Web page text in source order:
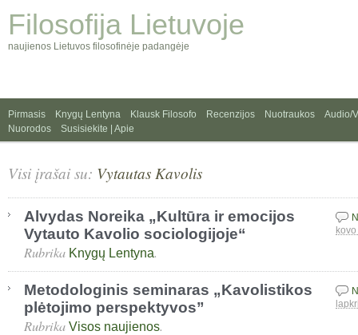
Filosofija Lietuvoje
naujienos Lietuvos filosofinėje padangėje
Pirmasis Knygų Lentyna Klausk Filosofo Recenzijos Nuotraukos
Audio/
Nuorodos
Susisiekite | Apie
Visi įrašai su: Vytautas Kavolis
Alvydas Noreika „Kultūra ir emocijos
Vytauto Kavolio sociologijoje“
Rubrika Knygų Lentyna.
Metodologinis seminaras „Kavolistikos
plėtojimo perspektyvos”
Rubrika Visos naujienos.